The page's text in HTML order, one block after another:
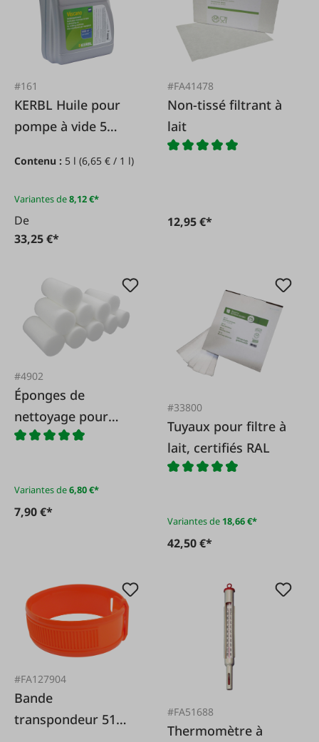
#161
KERBL Huile pour
pompe à vide 5
Contenu : 5 l (6,65 € / 1 l)
Variantes de8,12 €*
De
33,25 €*
#FA41478
Non-tissé filtrant à
lait
12,95 €*
#4902
Éponges de
nettoyage pour
systèmes de traite
Variantes de6,80 €*
7,90 €*
#33800
Tuyaux pour filtre à
lait, certifiés RAL
Variantes de 18,66 €*
42,50 €*
#FA127904
Bande
transpondeur 51
#FA51688
Thermomètre à